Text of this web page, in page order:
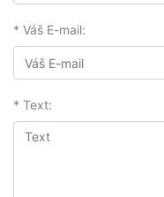
* Váš E-mail:
* Text: